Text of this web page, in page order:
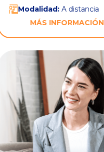
Modalidad: A distancia
MÁS INFORMACIÓN